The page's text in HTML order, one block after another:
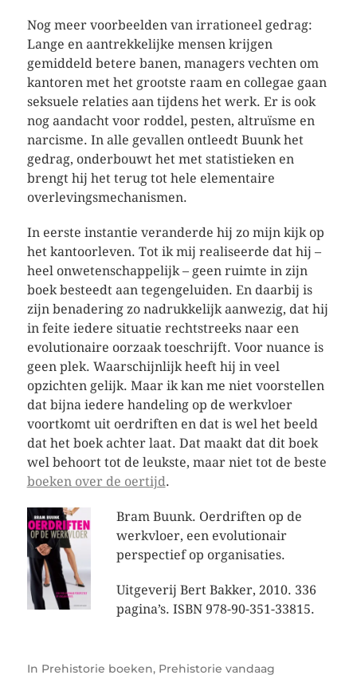
Nog meer voorbeelden van irrationeel gedrag:
Lange en aantrekkelijke mensen krijgen
gemiddeld betere banen, managers vechten om
kantoren met het grootste raam en collegae gaan
seksuele relaties aan tijdens het werk. Er is ook
nog aandacht voor roddel, pesten, altruïsme en
narcisme. In alle gevallen ontleedt Buunk het
gedrag, onderbouwt het met statistieken en
brengt hij het terug tot hele elementaire
overlevingsmechanismen.
In eerste instantie veranderde hij zo mijn kijk op
het kantoorleven. Tot ik mij realiseerde dat hij –
heel onwetenschappelijk – geen ruimte in zijn
boek besteedt aan tegengeluiden. En daarbij is
zijn benadering zo nadrukkelijk aanwezig, dat hij
in feite iedere situatie rechtstreeks naar een
evolutionaire oorzaak toeschrijft. Voor nuance is
geen plek. Waarschijnlijk heeft hij in veel
opzichten gelijk. Maar ik kan me niet voorstellen
dat bijna iedere handeling op de werkvloer
voortkomt uit oerdriften en dat is wel het beeld
dat het boek achter laat. Dat maakt dat dit boek
wel behoort tot de leukste, maar niet tot de beste
boeken over de oertijd.
Bram Buunk. Oerdriften op de
werkvloer, een evolutionair
perspectief op organisaties.
Uitgeverij Bert Bakker, 2010. 336
pagina’s. ISBN 978-90-351-33815.
In Prehistorie boeken, Prehistorie vandaag